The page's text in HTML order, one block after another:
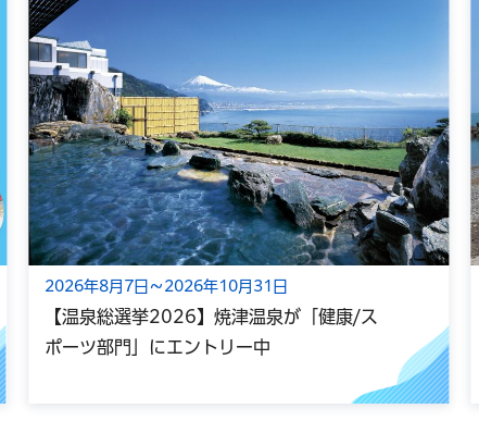
2026年8月7日～2026年10月31日
【温泉総選挙2026】焼津温泉が「健康/ス
ポーツ部門」にエントリー中